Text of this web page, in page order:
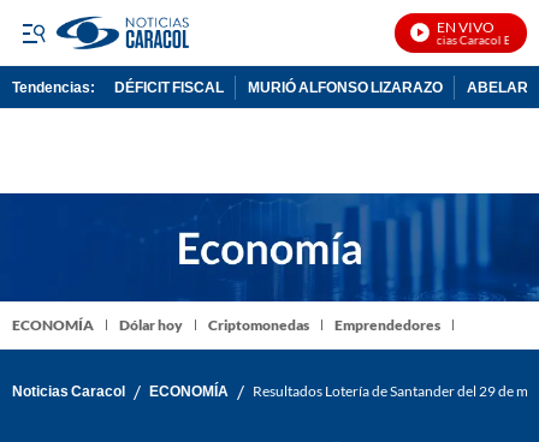
EN VIVO
Noticias Caracol En Vivo
Tendencias: DÉFICIT FISCAL MURIÓ ALFONSO LIZARAZO
ECONOMÍA Dólar hoy Criptomonedas Emprendedores
Noticias Caracol / ECONOMÍA / Resultados Lotería de Santander del 29 de